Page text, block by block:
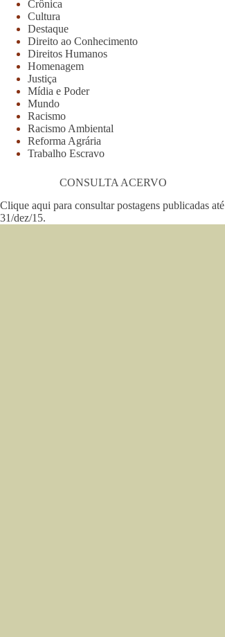
Crônica
Cultura
Destaque
Direito ao Conhecimento
Direitos Humanos
Homenagem
Justiça
Mídia e Poder
Mundo
Racismo
Racismo Ambiental
Reforma Agrária
Trabalho Escravo
CONSULTA ACERVO
Clique aqui para consultar postagens publicadas até
31/dez/15.